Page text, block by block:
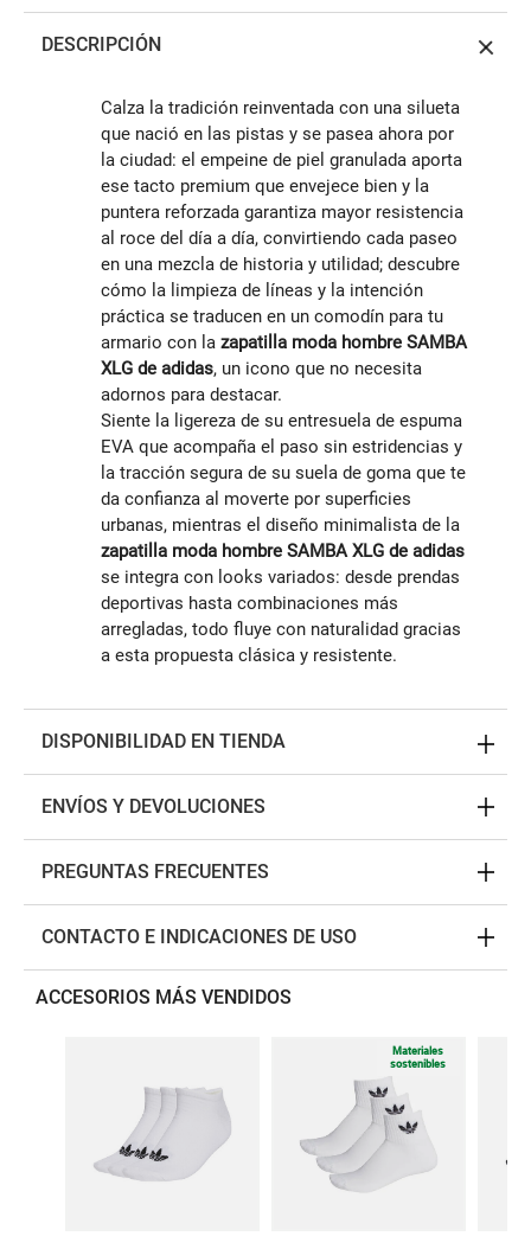
DESCRIPCIÓN
Calza la tradición reinventada con una silueta
que nació en las pistas y se pasea ahora por
la ciudad: el empeine de piel granulada aporta
ese tacto premium que envejece bien y la
puntera reforzada garantiza mayor resistencia
al roce del día a día, convirtiendo cada paseo
en una mezcla de historia y utilidad; descubre
cómo la limpieza de líneas y la intención
práctica se traducen en un comodín para tu
armario con la zapatilla moda hombre SAMBA
XLG de adidas, un icono que no necesita
adornos para destacar.
Siente la ligereza de su entresuela de espuma
EVA que acompaña el paso sin estridencias y
la tracción segura de su suela de goma que te
da confianza al moverte por superficies
urbanas, mientras el diseño minimalista de la
zapatilla moda hombre SAMBA XLG de adidas
se integra con looks variados: desde prendas
deportivas hasta combinaciones más
arregladas, todo fluye con naturalidad gracias
a esta propuesta clásica y resistente.
DISPONIBILIDAD EN TIENDA
ENVÍOS Y DEVOLUCIONES
PREGUNTAS FRECUENTES
CONTACTO E INDICACIONES DE USO
ACCESORIOS MÁS VENDIDOS
Materiales
sostenibles